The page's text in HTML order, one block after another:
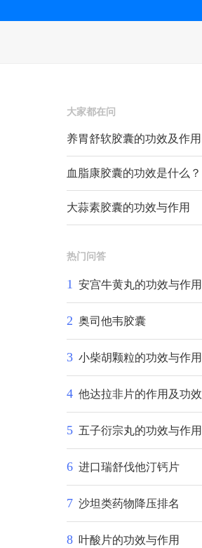
大家都在问
养胃舒软胶囊的功效及作用
血脂康胶囊的功效是什么？
大蒜素胶囊的功效与作用
热门问答
1 安宫牛黄丸的功效与作用
2 奥司他韦胶囊
3 小柴胡颗粒的功效与作用
4 他达拉非片的作用及功效
5 五子衍宗丸的功效与作用
6 进口瑞舒伐他汀钙片
7 沙坦类药物降压排名
8 叶酸片的功效与作用